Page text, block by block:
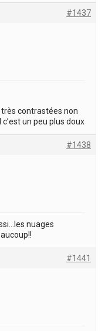
#1437
contrastées non
un peu plus doux
#1438
nuages
#1441